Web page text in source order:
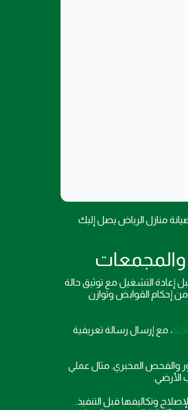
صيانة منازل الرياض يصل إليك
إعادة التشغيل مع توثيق حالة
من إحكام القوابض وتوازن
، مع إرسال رسالة تعريفية
والفحص المخبري. مثال عملي
الأرضي.
وتكاليفها قبل التنفيذ.